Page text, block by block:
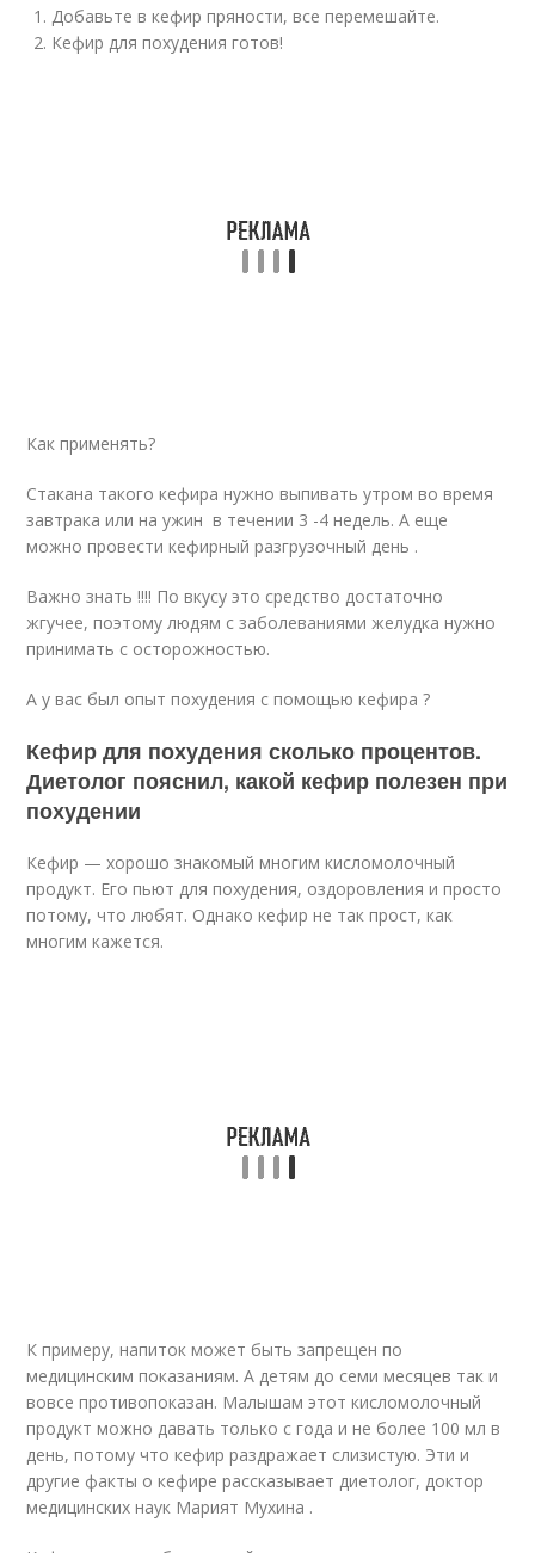
Добавьте в кефир пряности, все перемешайте.
Кефир для похудения готов!
Как применять?
Стакана такого кефира нужно выпивать утром во время
завтрака или на ужин в течении 3 -4 недель. А еще
можно провести кефирный разгрузочный день .
Важно знать !!!! По вкусу это средство достаточно
жгучее, поэтому людям с заболеваниями желудка нужно
принимать с осторожностью.
А у вас был опыт похудения с помощью кефира ?
Кефир для похудения сколько процентов.
Диетолог пояснил, какой кефир полезен при
похудении
Кефир — хорошо знакомый многим кисломолочный
продукт. Его пьют для похудения, оздоровления и просто
потому, что любят. Однако кефир не так прост, как
многим кажется.
К примеру, напиток может быть запрещен по
медицинским показаниям. А детям до семи месяцев так и
вовсе противопоказан. Малышам этот кисломолочный
продукт можно давать только с года и не более 100 мл в
день, потому что кефир раздражает слизистую. Эти и
другие факты о кефире рассказывает диетолог, доктор
медицинских наук Марият Мухина .